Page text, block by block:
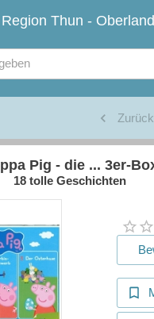
Thun -
Zurück
Pig - die ... 3er-
18 tolle Geschichten